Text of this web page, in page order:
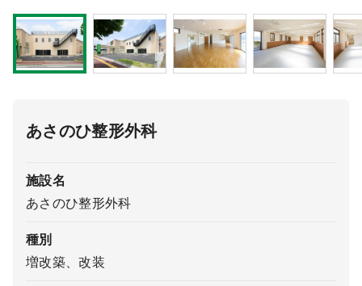
新規開業（戸建て・テナント）
開業支援事例
施工事例
開業ノウハウ
あさのひ整形外科
施設名
あさのひ整形外科
種別
増改築、改装